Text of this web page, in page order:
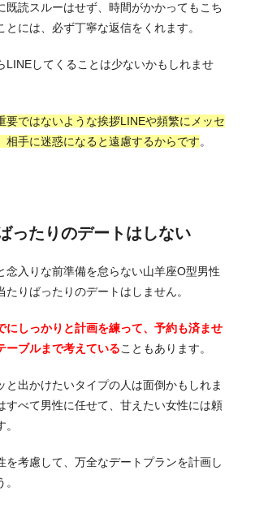
既読スルーはせず、時間がかかってもこち
とには、必ず丁寧な返信をくれます。
LINEしてくることは少ないかもしれませ
要ではないような挨拶LINEや頻繁にメッセ
相手に迷惑になると遠慮するからです。
ったりのデートはしない
念入りな前準備を怠らない山羊座O型男性
たりばったりのデートはしません。
にしっかりと計画を練って、予約も済ませ
ーブルまで考えていることもあります。
と出かけたいタイプの人は面倒かもしれま
すべて男性に任せて、甘えたい女性には頼
を考慮して、万全なデートプランを計画し